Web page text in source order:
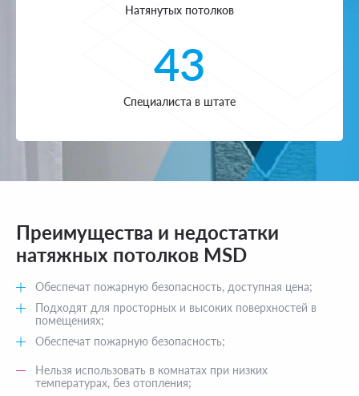
Натянутых потолков
43
Специалиста в штате
Преимущества и недостатки
натяжных потолков MSD
Обеспечат пожарную безопасность, доступная цена;
Подходят для просторных и высоких поверхностей в
помещениях;
Обеспечат пожарную безопасность;
Нельзя использовать в комнатах при низких
температурах, без отопления;